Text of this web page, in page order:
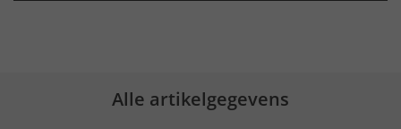
Alle artikelgegevens